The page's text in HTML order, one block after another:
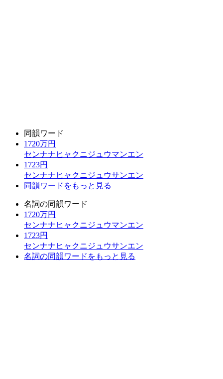
同韻ワード
1720万円
センナナヒャクニジュウマンエン
1723円
センナナヒャクニジュウサンエン
同韻ワードをもっと見る
名詞の同韻ワード
1720万円
センナナヒャクニジュウマンエン
1723円
センナナヒャクニジュウサンエン
名詞の同韻ワードをもっと見る